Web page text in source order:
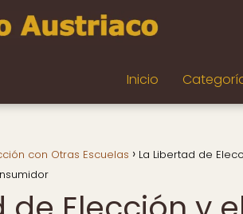
Inicio
con Otras Escuelas
La Libertad de